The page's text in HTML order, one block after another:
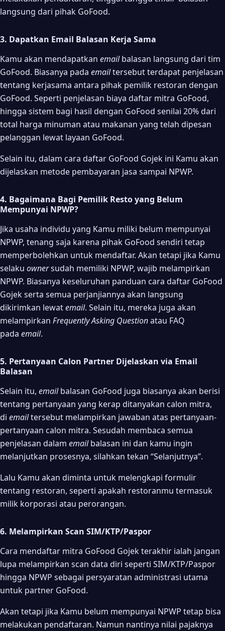
langsung dari pihak GoFood.
3. Dapatkan Email Balasan Kerja Sama
Kamu akan mendapatkan emailbalasan langsung dari tim
GoFood. Biasanya pada emailtersebut terdapat penjelasan
tentang kerjasama antara pihak pemilik restoran dengan
GoFood. Seperti penjelasan biaya daftar mitra GoFood,
hingga sistem bagi hasil dengan GoFood senilai 20% dari
total harga minuman atau makanan yang telah dipesan
pelanggan lewat layaan GoFood.
Selain itu, dalam cara daftar GoFood Gojek ini Kamu akan
dijelaskan metode pembayaran jasa sampai NPWP.
4. Bagaimana Bagi Pemilik Resto yang Belum
Mempunyai NPWP?
Jika usaha individu yang Kamu miliki belum mempunyai
NPWP, tenang saja karena pihak GoFood sendiri tetap
memperbolehkan untuk mendaftar. Akan tetapi jika Kamu
selaku ownersudah memiliki NPWP, wajib melampirkan
NPWP. Biasanya keseluruhan panduan cara daftar GoFood
Gojek serta semua perjanjiannya akan langsung
dikirimkan lewatemail. Selain itu, mereka juga akan
melampirkan Frequently Asking Questionatau FAQ
pada email.
5. Pertanyaan Calon Partner Dijelaskan via Email
Balasan
Selain itu, emailbalasan GoFood juga biasanya akan berisi
tentang pertanyaan yang kerap ditanyakan calon mitra,
di emailtersebut melampirkan jawaban atas pertanyaan-
pertanyaan calon mitra. Sesudah membaca semua
penjelasan dalam emailbalasan ini dan kamu ingin
melanjutkan prosesnya, silahkan tekan “Selanjutnya”.
Lalu Kamu akan diminta untuk melengkapi formulir
tentang restoran, seperti apakah restoranmu termasuk
milik korporasi atau perorangan.
6. Melampirkan Scan SIM/KTP/Paspor
Cara mendaftar mitra GoFood Gojek terakhir ialah jangan
lupa melampirkan scan data diri seperti SIM/KTP/Paspor
hingga NPWP sebagai persyaratan administrasi utama
untuk partner GoFood.
Akan tetapi jika Kamu belum mempunyai NPWP tetap bisa
melakukan pendaftaran. Namun nantinya nilai pajaknya